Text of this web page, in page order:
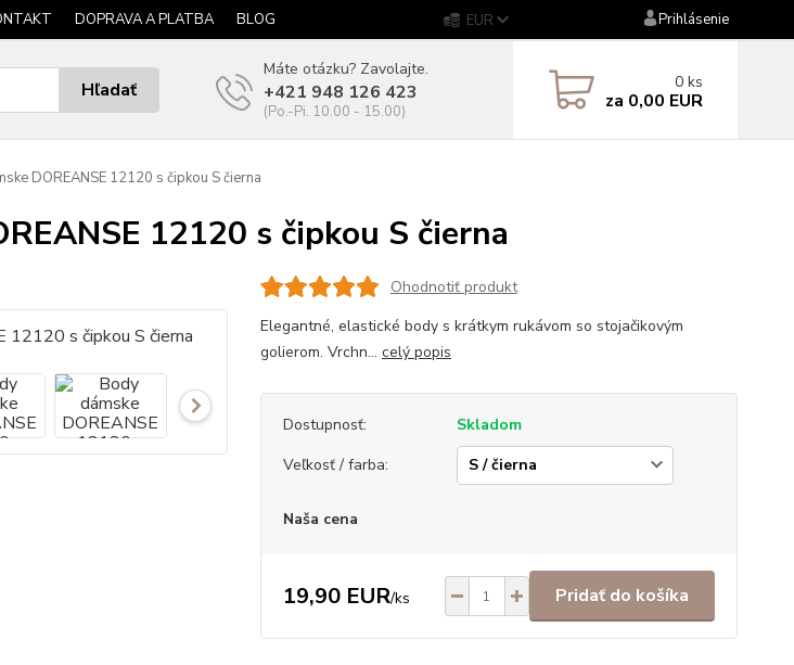
DOPRAVA A PLATBA BLOG EUR Prihlásenie
Hľadať
Máte otázku? Zavolajte.
+421 948 126 423
(Po.-Pi. 10.00 - 15.00)
0 ks
za 0,00 EUR
DOREANSE 12120 s čipkou S čierna
12120 s čipkou S čierna
Ohodnotiť produkt
Elegantné, elastické body s krátkym rukávom so stojačikovým
golierom. Vrchn... celý popis
Dostupnosť:
Skladom
Veľkosť / farba:
Naša cena
19,90 EUR/ks Pridať do košíka